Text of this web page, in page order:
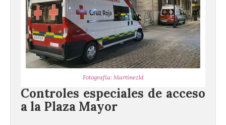
Fotografía: Martínezld
Controles especiales de acceso
a la Plaza Mayor